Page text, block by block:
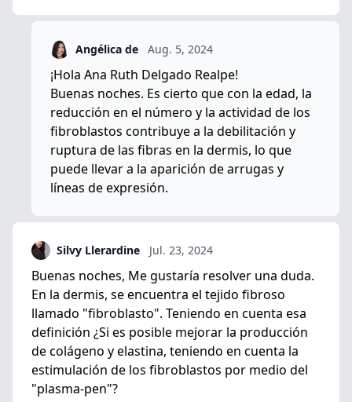
Angélica de Aug. 5, 2024
¡Hola Ana Ruth Delgado Realpe!
Buenas noches. Es cierto que con la edad, la
reducción en el número y la actividad de los
fibroblastos contribuye a la debilitación y
ruptura de las fibras en la dermis, lo que
puede llevar a la aparición de arrugas y
líneas de expresión.
Silvy Llerardine Jul. 23, 2024
Buenas noches, Me gustaría resolver una duda.
En la dermis, se encuentra el tejido fibroso
llamado "fibroblasto". Teniendo en cuenta esa
definición ¿Si es posible mejorar la producción
de colágeno y elastina, teniendo en cuenta la
estimulación de los fibroblastos por medio del
"plasma-pen"?